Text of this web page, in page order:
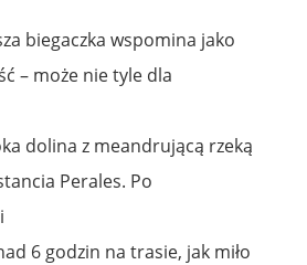
biegaczka wspomina jako
– może nie tyle dla
dolina z meandrującą rzeką
Perales. Po
6 godzin na trasie, jak miło